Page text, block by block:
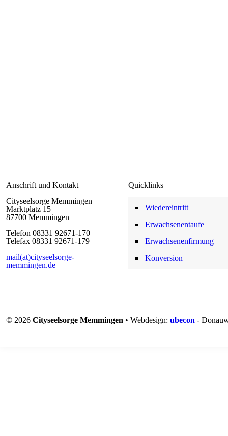
Anschrift und Kontakt
Cityseelsorge Memmingen
Marktplatz 15
87700 Memmingen
Telefon 08331 92671-170
Telefax 08331 92671-179
mail(at)cityseelsorge-
memmingen.de
Quicklinks
Wiedereintritt
Erwachsenentaufe
Erwachsenenfirmung
Konversion
© 2026 Cityseelsorge Memmingen • Webdesign: ubecon -